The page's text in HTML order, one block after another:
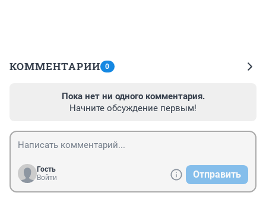
КОММЕНТАРИИ 0
Пока нет ни одного комментария.
Начните обсуждение первым!
Гость
Войти
Отправить